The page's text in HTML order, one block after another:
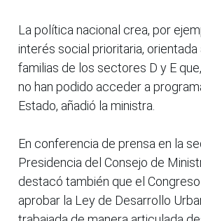
La política nacional crea, por
interés social prioritaria, orientada
familias de los sectores D y E
no han podido acceder a
Estado, añadió la ministra.
En conferencia de prensa en la
Presidencia del Consejo de
destacó también que el Congreso
aprobar la Ley de Desarrollo